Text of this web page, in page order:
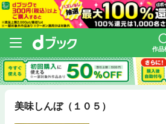
作品
美味しんぼ（１０５）